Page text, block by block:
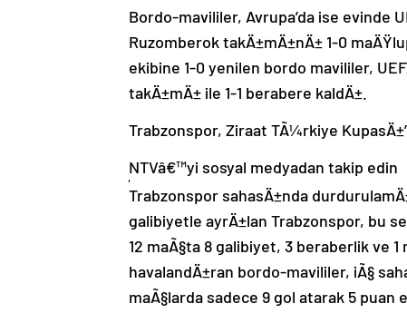
Bordo-mavililer, Avrupa’da ise evinde
Ruzomberok takÄ±mÄ±nÄ± 1-0
ekibine 1-0 yenilen bordo mavililer,
takÄ±mÄ± ile 1-1 berabere kaldÄ±.
Trabzonspor, Ziraat TÃ¼rkiye
NTVâ€™yi sosyal medyadan takip edin
Trabzonspor sahasÄ±nda
galibiyetle ayrÄ±lan Trabzonspor, bu
12 maÃ§ta 8 galibiyet, 3 beraberlik ve
havalandÄ±ran bordo-mavililer, iÃ§
maÃ§larda sadece 9 gol atarak 5 puan